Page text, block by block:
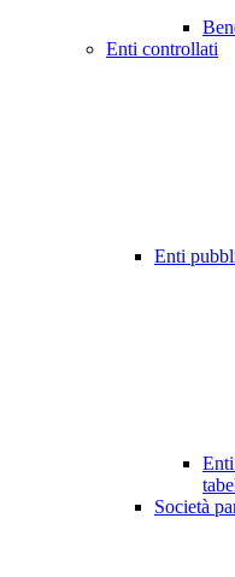
Enti controllati
Enti
Società